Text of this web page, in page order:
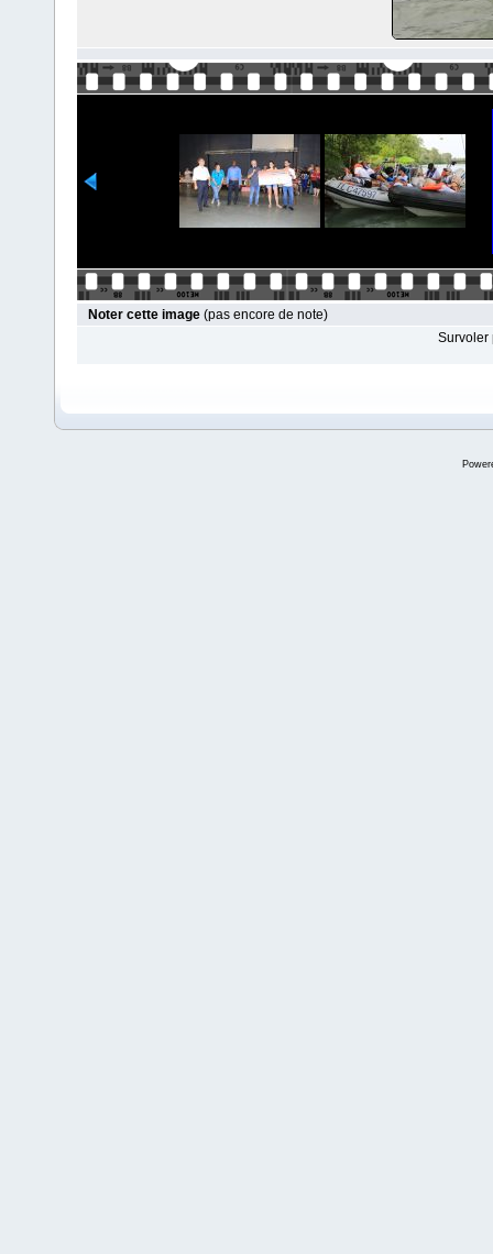
Noter cette image (pas encore de note)
Survoler